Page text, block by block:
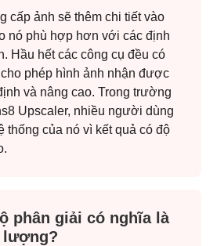
cấp ảnh sẽ thêm chi tiết vào
nó phù hợp hơn với các định
Hầu hết các công cụ đều có
phép hình ảnh nhận được
và nâng cao. Trong trường
Upscaler, nhiều người dùng
thống của nó vì kết quả có độ
phân giải có nghĩa là
lượng?